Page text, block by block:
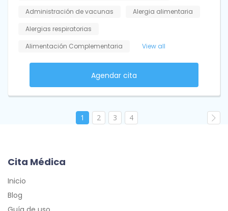
Administración de vacunas
Alergia alimentaria
Alergias respiratorias
Alimentación Complementaria
View all
Agendar cita
1 2 3 4
Cita Médica
Inicio
Blog